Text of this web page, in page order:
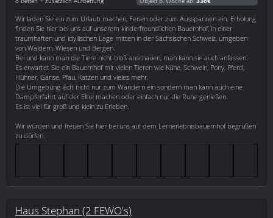
Wir laden Sie ein zum Urlaub machen, Ferien oder zum Ausspannen ein. Erholung
finden Sie hier bei uns auf unserem kinderfreundlichen Bauernhof, in einer
traumhaften und idyllischen Lage mitten in der Sächsischen Schweiz, umgeben
von Wäldern, Wiesen und Bergen.
Bei und kann man die Tiere nicht bloß anschauen, man kann sie auch anfassen.
Es erwartet Sie ein Bauernhof mit vielen Tieren wie Kühe, Schwein, Pony, Pferd,
Hühner, Gänse, Pfau, Katzen und vieles mehr.
Die Umgebung lädt nicht nur zum Wandern ein sondern man kann auch eine
Dampferfahrt auf der Elbe machen oder einfach nur die Ruhe genießen.
Es ist viel für groß und klein zu Erleben.
Wir würden und freuen Sie hier bei uns auf dem Lernerlebnisbauernhof begrüßen
zu dürfen.
Haus Stephan (2 FEWO's)